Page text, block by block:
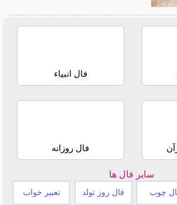
فال انبیاء
فال روزانه
سایر فال ها
چوب فال روز تولد تعبیر خواب